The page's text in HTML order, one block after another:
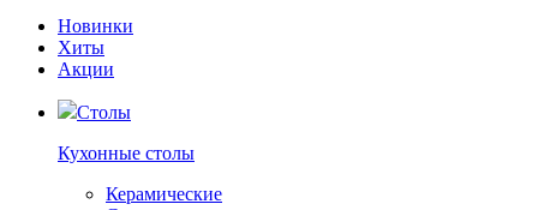
Новинки
Хиты
Акции
Столы
Кухонные столы
Керамические